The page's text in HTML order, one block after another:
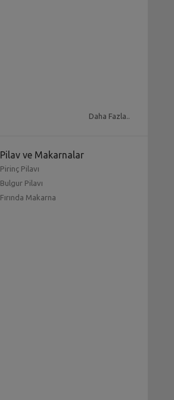
Daha Fazla..
Pilav ve Makarnalar
Pirinç Pilavı
Bulgur Pilavı
Fırında Makarna